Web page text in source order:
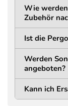
Wie
Zubehör
Ist die
Werden
angeboten?
Kann ich